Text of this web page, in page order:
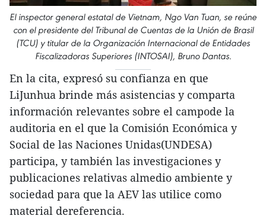
El inspector general estatal de Vietnam, Ngo Van Tuan, se reúne
con el presidente del Tribunal de Cuentas de la Unión de Brasil
(TCU) y titular de la Organización Internacional de Entidades
Fiscalizadoras Superiores (INTOSAI), Bruno Dantas.
En la cita, expresó su confianza en que
LiJunhua brinde más asistencias y comparta
información relevantes sobre el campode la
auditoria en el que la Comisión Económica y
Social de las Naciones Unidas(UNDESA)
participa, y también las investigaciones y
publicaciones relativas almedio ambiente y
sociedad para que la AEV las utilice como
material dereferencia.